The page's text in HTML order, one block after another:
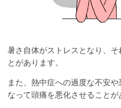
暑さ自体がストレスとなり、
とがあります。
また、熱中症への過度な不安
なって頭痛を悪化させることが